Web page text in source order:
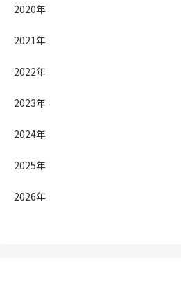
2020年
2021年
2022年
2023年
2024年
2025年
2026年